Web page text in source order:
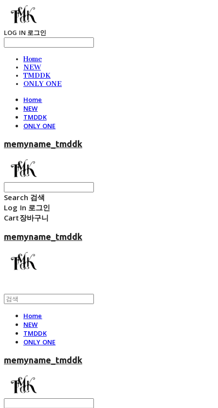
LOG IN 로그인
Home
NEW
TMDDK
ONLY ONE
Home
NEW
TMDDK
ONLY ONE
memyname_tmddk
Search 검색
Log In 로그인
Cart장바구니
memyname_tmddk
Home
NEW
TMDDK
ONLY ONE
memyname_tmddk